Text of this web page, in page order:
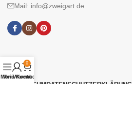
Mail: info@zweigart.de
IMPRESSUMDATENSCHUTZERKLÄRUNG
Menü
Mein Konto
0
Warenkorb